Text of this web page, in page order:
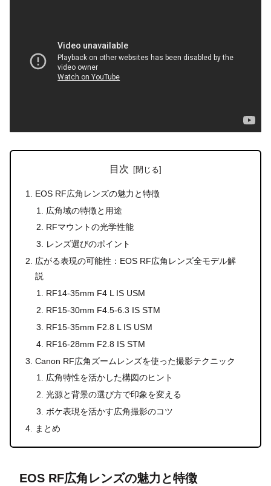
目次
EOS RF広角レンズの魅力と特徴
広角域の特徴と用途
RFマウントの光学性能
レンズ選びのポイント
広がる表現の可能性：EOS RF広角レンズ全モデル解
説
RF14-35mm F4 L IS USM
RF15-30mm F4.5-6.3 IS STM
RF15-35mm F2.8 L IS USM
RF16-28mm F2.8 IS STM
Canon RF広角ズームレンズを使った撮影テクニック
広角特性を活かした構図のヒント
光源と背景の選び方で印象を変える
ボケ表現を活かす広角撮影のコツ
まとめ
EOS RF広角レンズの魅力と特徴